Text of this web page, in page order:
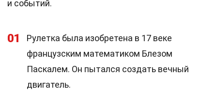
и событий.
01
Рулетка была изобретена в 17 веке
французским математиком Блезом
Паскалем. Он пытался создать вечный
двигатель.